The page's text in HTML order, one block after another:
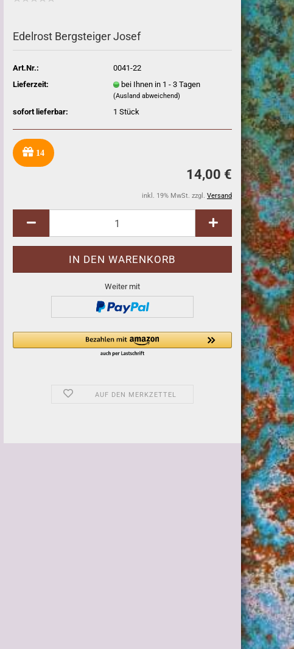
Edelrost Bergsteiger Josef
Art.Nr.:
0041-22
Lieferzeit:
bei Ihnen in 1 - 3 Tagen
(Ausland abweichend)
sofort lieferbar: 1 Stück
14
14,00 €
inkl. 19% MwSt. zzgl. Versand
Weiter mit
AUF DEN MERKZETTEL